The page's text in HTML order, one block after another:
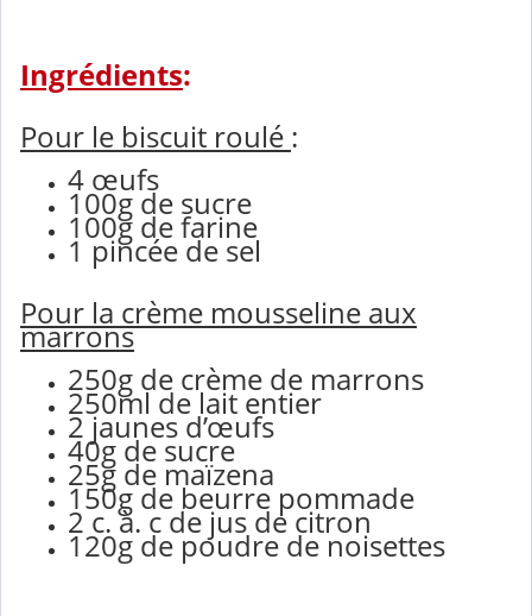
Ingrédients:
Pour le biscuit roulé :
4 œufs
100g de sucre
100g de farine
1 pincée de sel
Pour la crème mousseline aux
marrons
250g de crème de marrons
250ml de lait entier
2 jaunes d’œufs
40g de sucre
25g de maïzena
150g de beurre pommade
2 c. à. c de jus de citron
120g de poudre de noisettes